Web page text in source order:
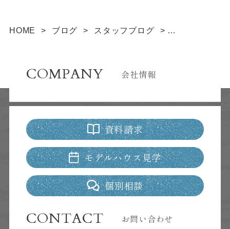
HOME > ブログ > スタッフブログ
>
COMPANY 会社情報
資料請求
モデルハウス見学
個別相談
CONTACT お問い合わせ